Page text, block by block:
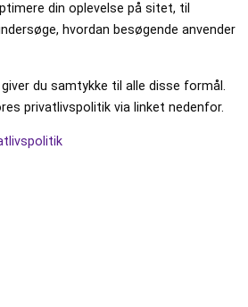
din oplevelse på sitet, til
hvordan besøgende anvender
du samtykke til alle disse formål.
privatlivspolitik via linket nedenfor.